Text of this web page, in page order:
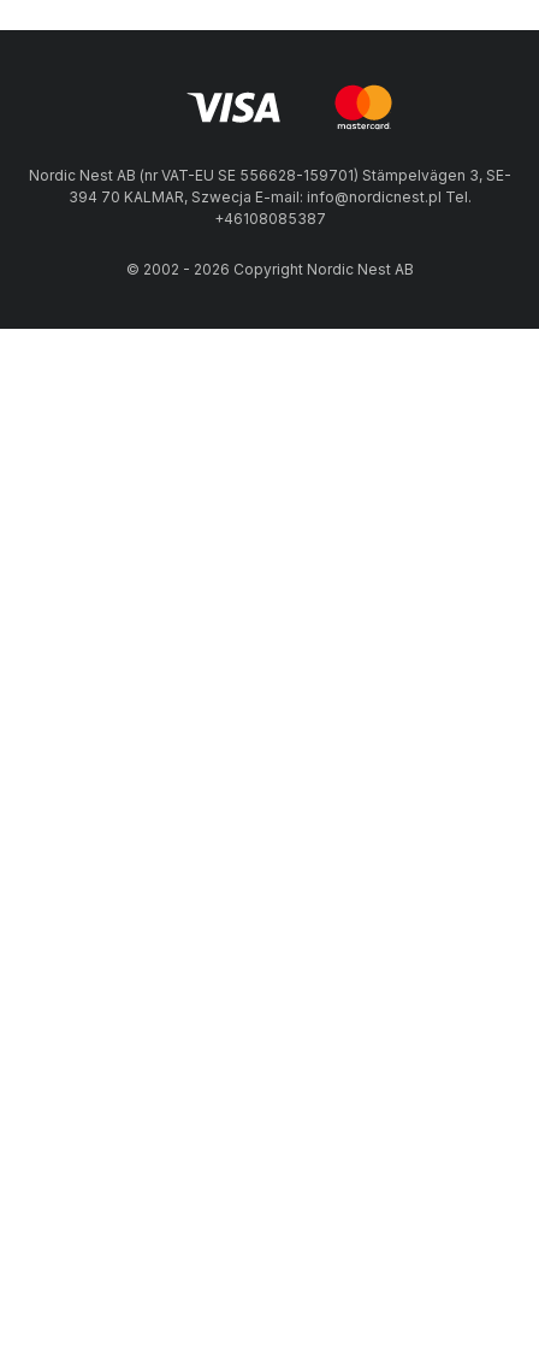
Nordic Nest AB (nr VAT-EU SE 556628-159701) Stämpelvägen 3, SE-
394 70 KALMAR, Szwecja E-mail: info@nordicnest.pl Tel.
+46108085387
© 2002 - 2026 Copyright Nordic Nest AB